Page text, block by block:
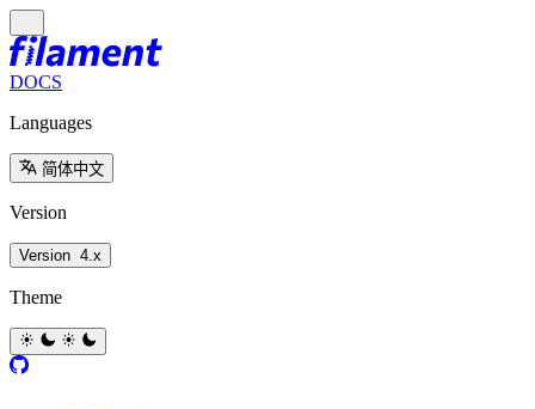
DOCS
Languages
简体中文
Version
Version 4.x
Theme